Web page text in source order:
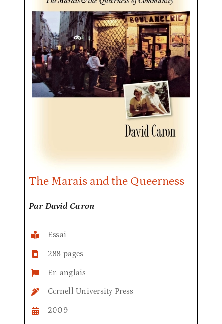
The Marais and the Queerness
Par David Caron
Essai
288 pages
En anglais
Cornell University Press
2009